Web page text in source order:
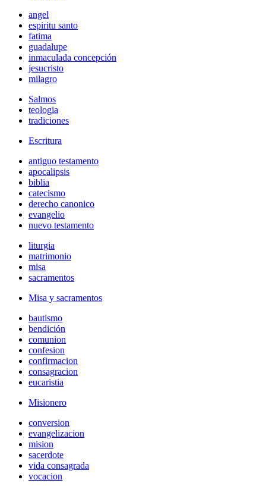
angel
espiritu santo
fatima
guadalupe
inmaculada concepción
jesucristo
milagro
Salmos
teologia
tradiciones
Escritura
antiguo testamento
apocalipsis
biblia
catecismo
derecho canonico
evangelio
nuevo testamento
liturgia
matrimonio
misa
sacramentos
Misa y sacramentos
bautismo
bendición
comunion
confesion
confirmacion
consagracion
eucaristia
Misionero
conversion
evangelizacion
mision
sacerdote
vida consagrada
vocacion